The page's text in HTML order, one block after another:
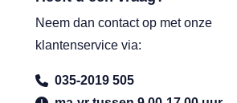
Neem dan contact op met onze
klantenservice via:
035-2019 505